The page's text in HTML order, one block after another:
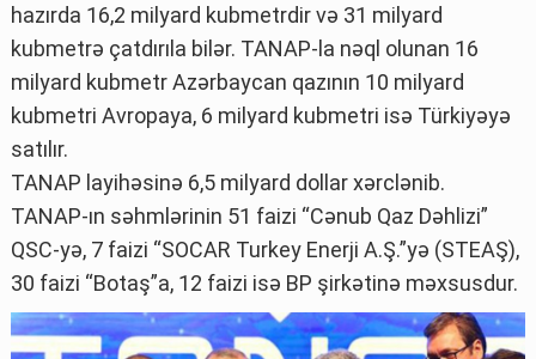
hazırda 16,2 milyard kubmetrdir və 31 milyard
kubmetrə çatdırıla bilər. TANAP-la nəql olunan 16
milyard kubmetr Azərbaycan qazının 10 milyard
kubmetri Avropaya, 6 milyard kubmetri isə Türkiyəyə
satılır.
TANAP layihəsinə 6,5 milyard dollar xərclənib.
TANAP-ın səhmlərinin 51 faizi “Cənub Qaz Dəhlizi”
QSC-yə, 7 faizi “SOCAR Turkey Enerji A.Ş.”yə (STEAŞ),
30 faizi “Botaş”a, 12 faizi isə BP şirkətinə məxsusdur.